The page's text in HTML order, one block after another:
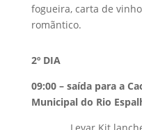
fogueira, carta de
romãntico.
2º DIA
09:00 – saída para a
Municipal do Rio